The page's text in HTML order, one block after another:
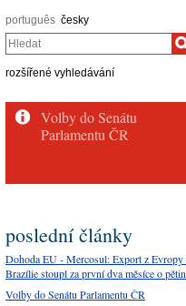
português česky
Hledat
rozšířené vyhledávání
Volby do Senátu
Parlamentu ČR
poslední články
Dohoda EU - Mercosul: Export z Evropy
Brazílie stoupl za první dva měsíce o
Volby do Senátu Parlamentu ČR